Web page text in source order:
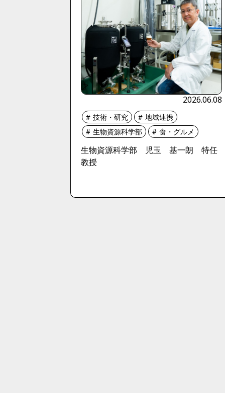
2026.06.08
技術・研究
地域連携
生物資源科学部
食・グルメ
生物資源科学部 児玉 基一朗 特任
教授